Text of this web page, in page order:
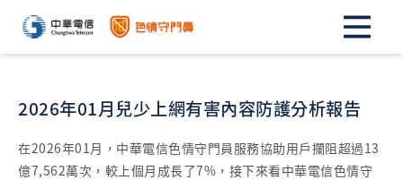
2026年01月兒少上網有害內容防護分析報告
在2026年01月，中華電信色情守門員服務協助用戶攔阻超過13
億7,562萬次，較上個月成長了7%，接下來看中華電信色情守